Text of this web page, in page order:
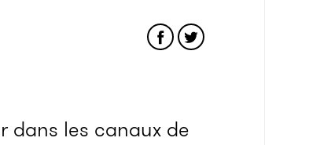
dans les canaux de